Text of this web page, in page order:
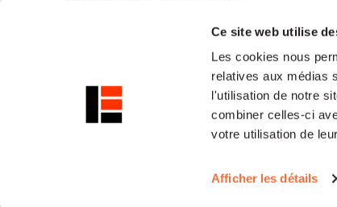
Ce site web utilise
Les cookies nous
relatives aux médias
l'utilisation de notre
combiner celles-ci
votre utilisation de
Afficher les détails